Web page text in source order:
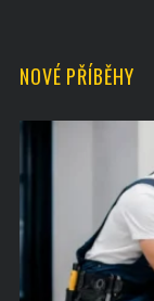
NOVÉ PŘÍBĚHY